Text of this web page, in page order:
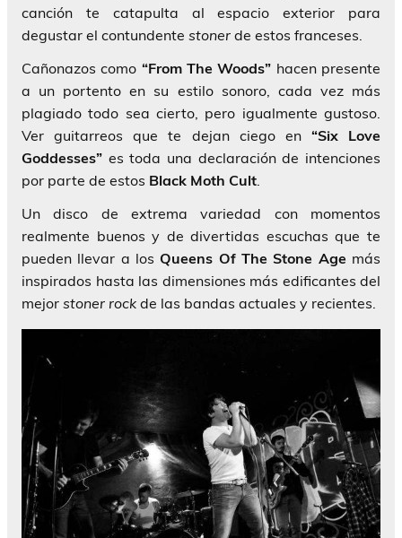
canción te catapulta al espacio exterior para
degustar el contundente stoner de estos franceses.
Cañonazos como “From The Woods” hacen presente
a un portento en su estilo sonoro, cada vez más
plagiado todo sea cierto, pero igualmente gustoso.
Ver guitarreos que te dejan ciego en “Six Love
Goddesses” es toda una declaración de intenciones
por parte de estos Black Moth Cult
Un disco de extrema variedad con momentos
realmente buenos y de divertidas escuchas que te
pueden llevar a losQueens Of The Stone Age más
inspirados hasta las dimensiones más edificantes del
mejor stoner rock de las bandas actuales y recientes.